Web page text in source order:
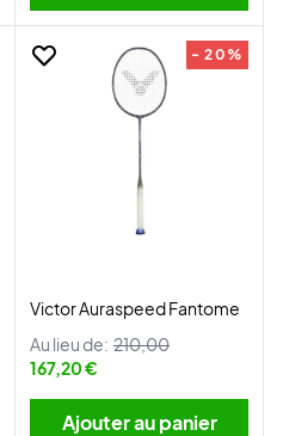
- 20%
Victor Auraspeed Fantome
Au lieu de: 210,00
167,20 €
Ajouter au panier